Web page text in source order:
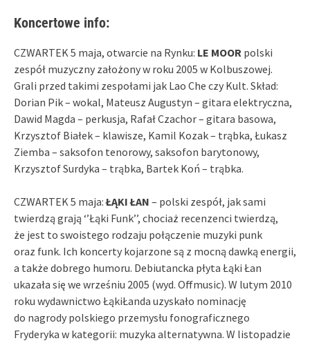
Koncertowe info:
CZWARTEK 5 maja, otwarcie na Rynku: LE MOOR polski
zespół muzyczny założony w roku 2005 w Kolbuszowej.
Grali przed takimi zespołami jak Lao Che czy Kult. Skład:
Dorian Pik – wokal, Mateusz Augustyn – gitara elektryczna,
Dawid Magda – perkusja, Rafał Czachor – gitara basowa,
Krzysztof Białek – klawisze, Kamil Kozak – trąbka, Łukasz
Ziemba – saksofon tenorowy, saksofon barytonowy,
Krzysztof Surdyka – trąbka, Bartek Koń – trąbka.
CZWARTEK 5 maja:ŁĄKI ŁAN – polski zespół, jak sami
twierdzą grają ‘’Łąki Funk’’, chociaż recenzenci twierdzą,
że jest to swoistego rodzaju połączenie muzyki punk
oraz funk. Ich koncerty kojarzone są z mocną dawką energii,
a także dobrego humoru. Debiutancka płyta Łąki Łan
ukazała się we wrześniu 2005 (wyd. Offmusic). W lutym 2010
roku wydawnictwo ŁąkiŁanda uzyskało nominację
do nagrody polskiego przemysłu fonograficznego
Fryderyka w kategorii: muzyka alternatywna. W listopadzie